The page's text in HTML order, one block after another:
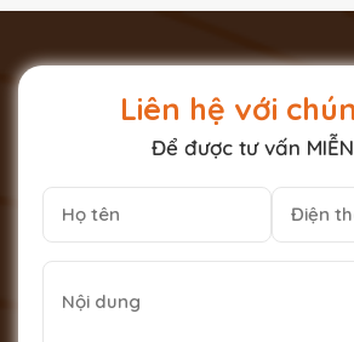
Liên hệ với
Để được tư vấn